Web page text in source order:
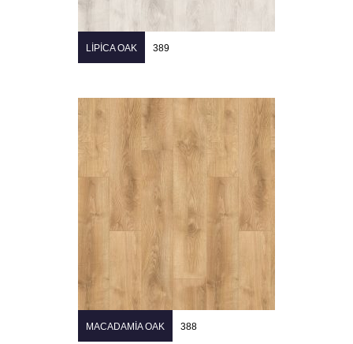
LIPICA OAK 389
MACADAMIA OAK 388